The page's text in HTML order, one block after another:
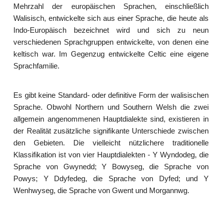
Mehrzahl der europäischen Sprachen, einschließlich
Walisisch, entwickelte sich aus einer Sprache, die heute als
Indo-Europäisch bezeichnet wird und sich zu neun
verschiedenen Sprachgruppen entwickelte, von denen eine
keltisch war. Im Gegenzug entwickelte Celtic eine eigene
Sprachfamilie.
Es gibt keine Standard- oder definitive Form der walisischen
Sprache. Obwohl Northern und Southern Welsh die zwei
allgemein angenommenen Hauptdialekte sind, existieren in
der Realität zusätzliche signifikante Unterschiede zwischen
den Gebieten. Die vielleicht nützlichere traditionelle
Klassifikation ist von vier Hauptdialekten - Y Wyndodeg, die
Sprache von Gwynedd; Y Bowyseg, die Sprache von
Powys; Y Ddyfedeg, die Sprache von Dyfed; und Y
Wenhwyseg, die Sprache von Gwent und Morgannwg.